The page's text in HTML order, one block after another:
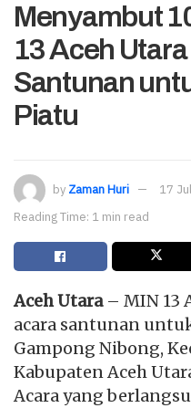
Menyambut
13 Aceh
Santunan
Piatu
by Zaman Huri
17
Reading Time: 1 min read
Aceh Utara– MIN 13
acara santunan
Gampong Nibong,
Kabupaten Aceh
Acara yang